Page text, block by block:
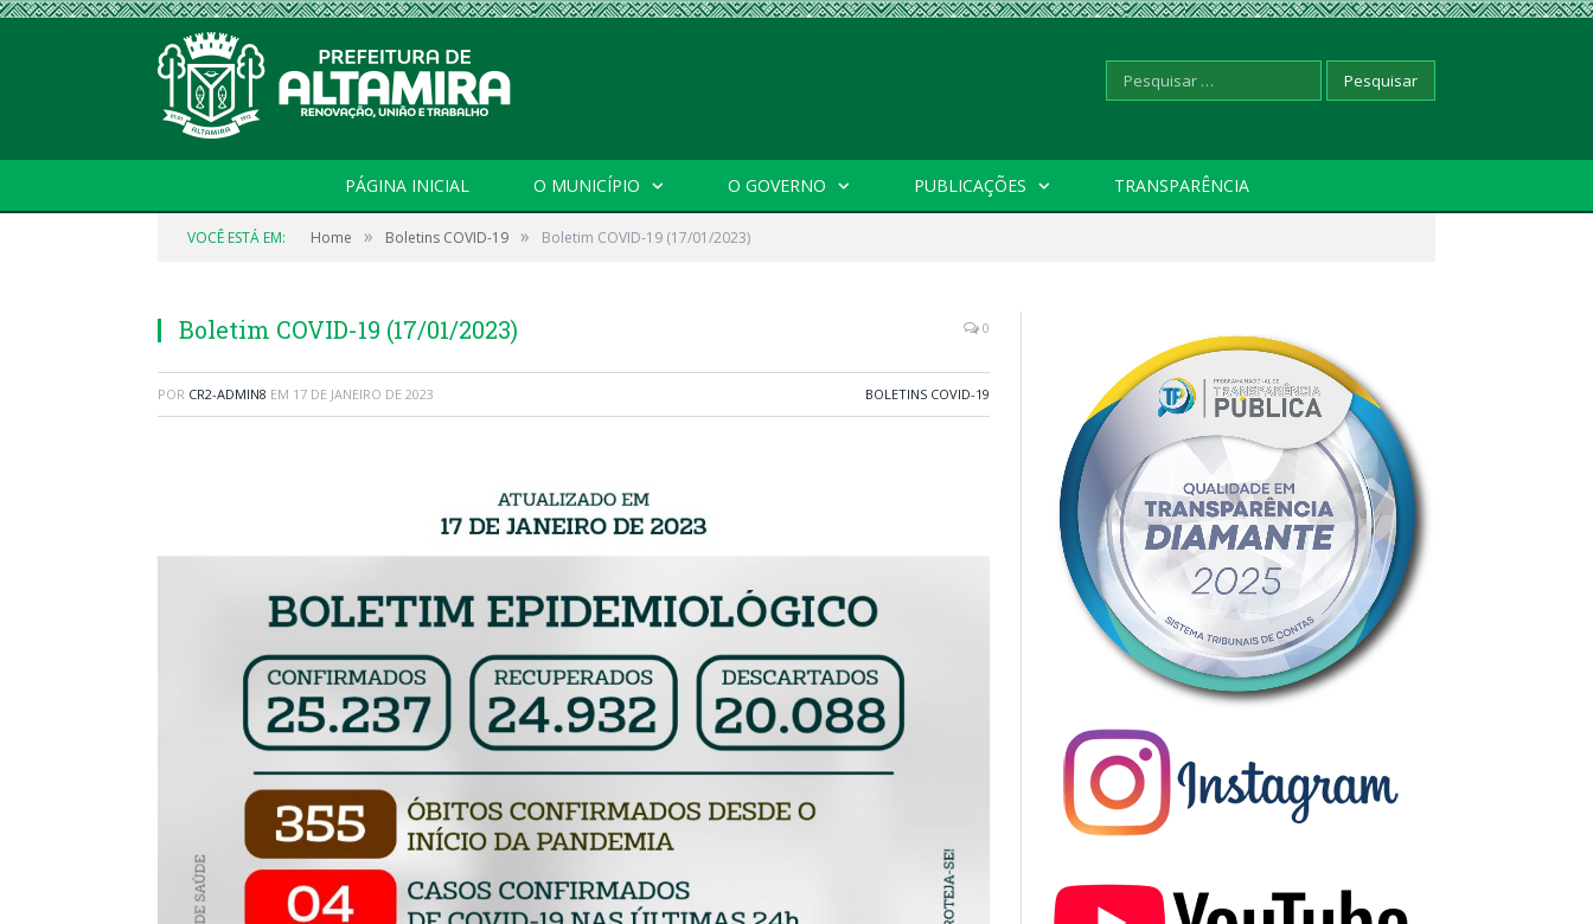
Pesquisar
PÁGINA INICIAL O MUNICÍPIO O GOVERNO PUBLICAÇÕES TRANSPARÊNCIA
VOCÊ ESTÁ EM: Home » Boletins COVID-19 » Boletim COVID-19 (17/01/2023)
Boletim COVID-19 (17/01/2023) 0
POR CR2-ADMIN8 EM 17 DE JANEIRO DE 2023 BOLETINS COVID-19